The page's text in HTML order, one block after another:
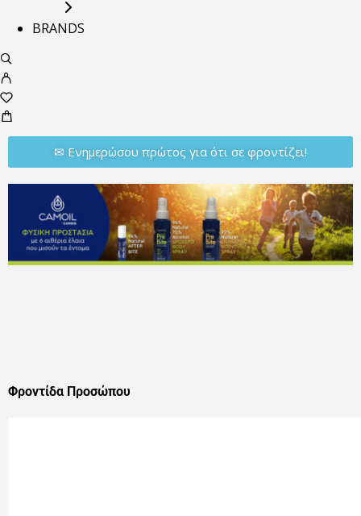
BRANDS
✉︎ Ενημερώσου πρώτος για ότι σε φροντίζει!
Φροντίδα Προσώπου